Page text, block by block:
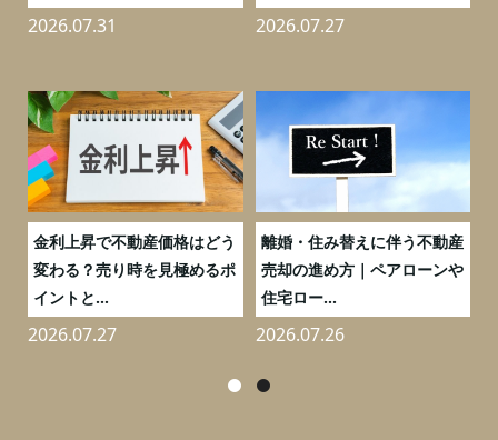
2026.07.31 2026.07.27
金利上昇で不動産価格はどう
変わる？売り時を見極めるポ
イントと...
2026.07.27
離婚・住み替えに伴う不動産
売却の進め方｜ペアローンや
住宅ロー...
2026.07.26